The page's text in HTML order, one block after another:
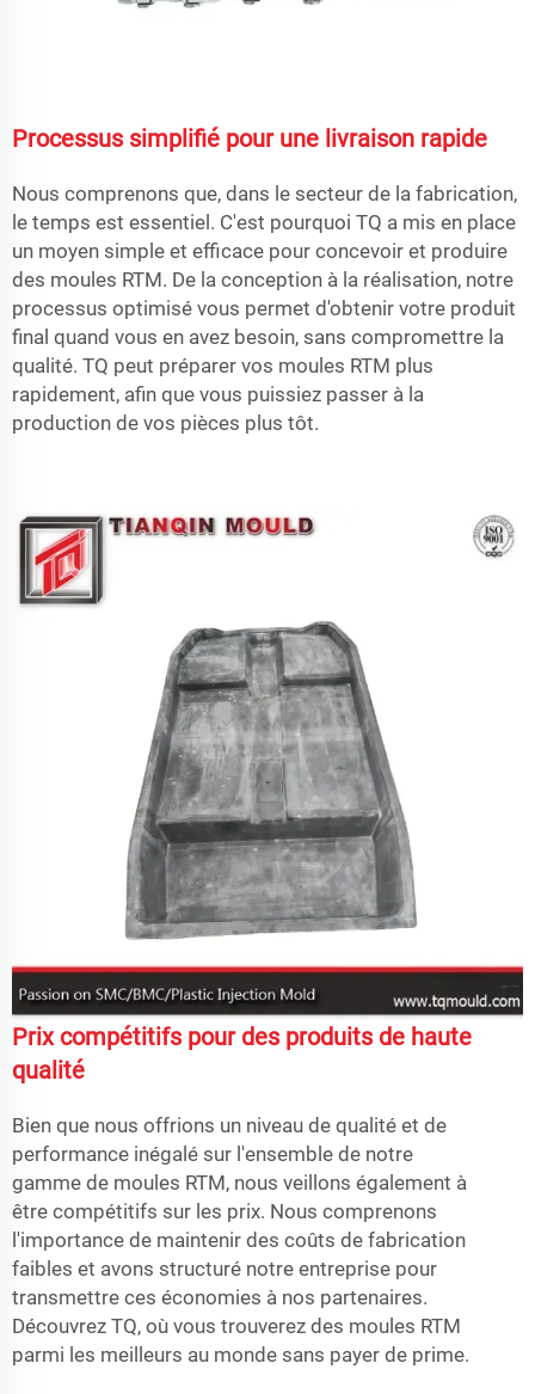
Processus simplifié pour une livraison rapide
Nous comprenons que, dans le secteur de la fabrication,
le temps est essentiel. C'est pourquoi TQ a mis en place
un moyen simple et efficace pour concevoir et produire
des moules RTM. De la conception à la réalisation, notre
processus optimisé vous permet d'obtenir votre produit
final quand vous en avez besoin, sans compromettre la
qualité. TQ peut préparer vos moules RTM plus
rapidement, afin que vous puissiez passer à la
production de vos pièces plus tôt.
Prix compétitifs pour des produits de haute
qualité
Bien que nous offrions un niveau de qualité et de
performance inégalé sur l'ensemble de notre
gamme de moules RTM, nous veillons également à
être compétitifs sur les prix. Nous comprenons
l'importance de maintenir des coûts de fabrication
faibles et avons structuré notre entreprise pour
transmettre ces économies à nos partenaires.
Découvrez TQ, où vous trouverez des moules RTM
parmi les meilleurs au monde sans payer de prime.